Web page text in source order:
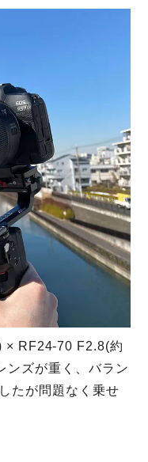
× RF24-70 F2.8(約
ンズが重く、バラン
たが問題なく乗せ